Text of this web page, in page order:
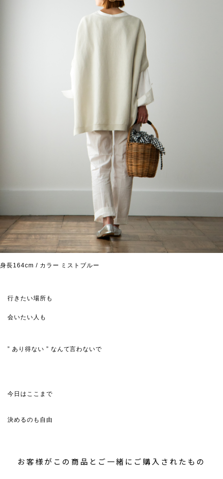
身長164cm / カラー ミストブルー
行きたい場所も
会いたい人も
” あり得ない ” なんて言わないで
今日はここまで
決めるのも自由
お客様がこの商品とご一緒にご購入されたもの